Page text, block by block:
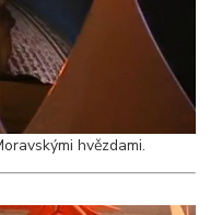
hvězdami.